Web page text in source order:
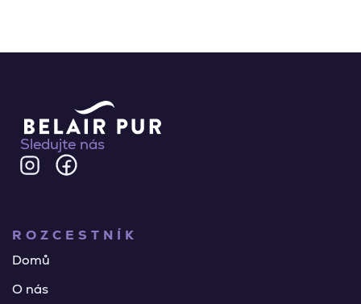
Sledujte nás
ROZCESTNÍK
Domů
O nás